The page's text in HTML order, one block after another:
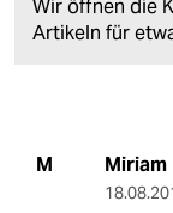
Wir öffnen die
Artikeln für
M Miriam